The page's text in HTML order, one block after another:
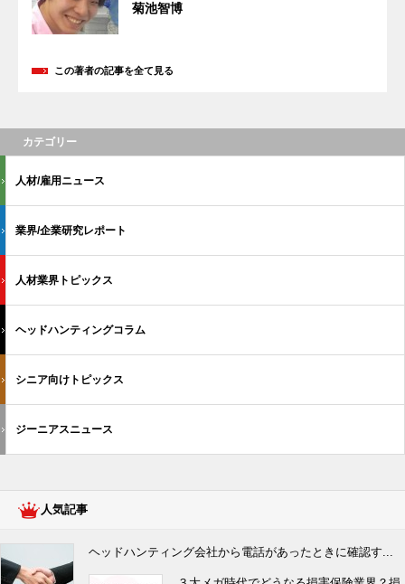
菊池智博
この著者の記事を全て見る
カテゴリー
人材/雇用ニュース
業界/企業研究レポート
人材業界トピックス
ヘッドハンティングコラム
シニア向けトピックス
ジーニアスニュース
人気記事
ヘッドハンティング会社から電話があったときに確認す...